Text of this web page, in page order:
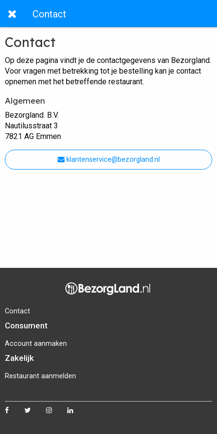
Contact
Contact
Op deze pagina vindt je de contactgegevens van Bezorgland.
Voor vragen met betrekking tot je bestelling kan je contact
opnemen met het betreffende restaurant.
Algemeen
Bezorgland. B.V.
Nautilusstraat 3
7821 AG Emmen
klantenservice@bezorgland.nl
Contact
Consument
Account aanmaken
Zakelijk
Restaurant aanmelden